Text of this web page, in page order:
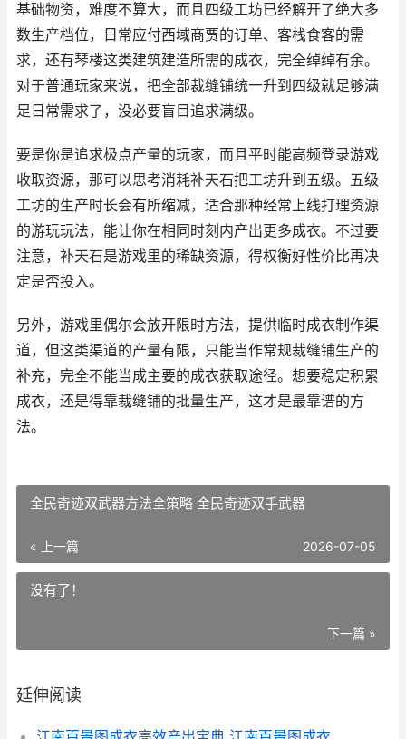
基础物资，难度不算大，而且四级工坊已经解开了绝大多
数生产档位，日常应付西域商贾的订单、客栈食客的需
求，还有琴楼这类建筑建造所需的成衣，完全绰绰有余。
对于普通玩家来说，把全部裁缝铺统一升到四级就足够满
足日常需求了，没必要盲目追求满级。
要是你是追求极点产量的玩家，而且平时能高频登录游戏
收取资源，那可以思考消耗补天石把工坊升到五级。五级
工坊的生产时长会有所缩减，适合那种经常上线打理资源
的游玩玩法，能让你在相同时刻内产出更多成衣。不过要
注意，补天石是游戏里的稀缺资源，得权衡好性价比再决
定是否投入。
另外，游戏里偶尔会放开限时方法，提供临时成衣制作渠
道，但这类渠道的产量有限，只能当作常规裁缝铺生产的
补充，完全不能当成主要的成衣获取途径。想要稳定积累
成衣，还是得靠裁缝铺的批量生产，这才是最靠谱的方
法。
全民奇迹双武器方法全策略 全民奇迹双手武器
« 上一篇 2026-07-05
没有了！
下一篇 »
延伸阅读